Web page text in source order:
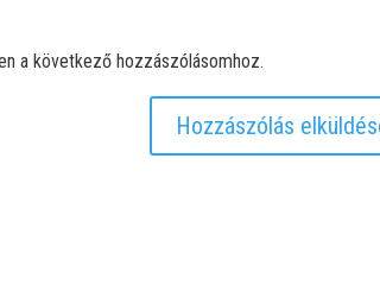
a következő hozzászólásomhoz.